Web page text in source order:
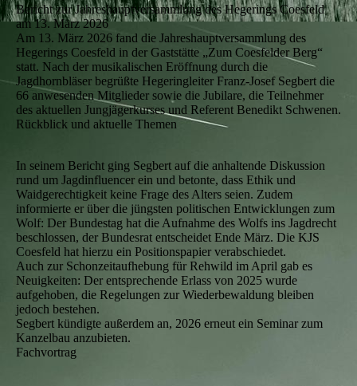
Bericht zur Jahreshauptversammlung des Hegerings Coesfeld
am 13. März 2026
Am 13. März 2026 fand die Jahreshauptversammlung des
Hegerings Coesfeld in der Gaststätte „Zum Coesfelder Berg“
statt. Nach der musikalischen Eröffnung durch die
Jagdhornbläser begrüßte Hegeringleiter Franz‑Josef Segbert die
66 anwesenden Mitglieder sowie die Jubilare, die Teilnehmer
des aktuellen Jungjägerkurses und Referent Benedikt Schwenen.
Rückblick und aktuelle Themen
In seinem Bericht ging Segbert auf die anhaltende Diskussion
rund um Jagdinfluencer ein und betonte, dass Ethik und
Waidgerechtigkeit keine Frage des Alters seien. Zudem
informierte er über die jüngsten politischen Entwicklungen zum
Wolf: Der Bundestag hat die Aufnahme des Wolfs ins Jagdrecht
beschlossen, der Bundesrat entscheidet Ende März. Die KJS
Coesfeld hat hierzu ein Positionspapier verabschiedet.
Auch zur Schonzeitaufhebung für Rehwild im April gab es
Neuigkeiten: Der entsprechende Erlass von 2025 wurde
aufgehoben, die Regelungen zur Wiederbewaldung bleiben
jedoch bestehen.
Segbert kündigte außerdem an, 2026 erneut ein Seminar zum
Kanzelbau anzubieten.
Fachvortrag